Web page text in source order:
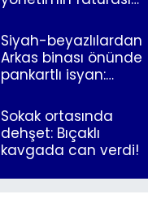
Siyah-beyazlılardan
Arkas binası önünde
pankartlı isyan:
İzmir"
Sokak ortasında
dehşet: Bıçaklı
kavgada can verdi!